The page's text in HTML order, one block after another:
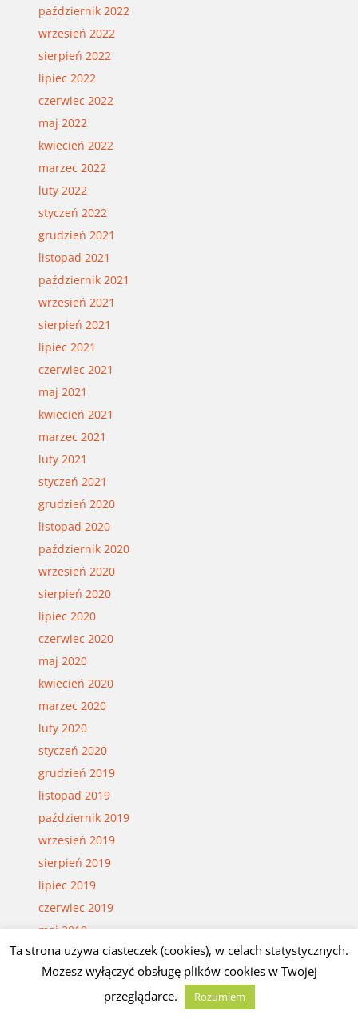
październik 2022
wrzesień 2022
sierpień 2022
lipiec 2022
czerwiec 2022
maj 2022
kwiecień 2022
marzec 2022
luty 2022
styczeń 2022
grudzień 2021
listopad 2021
październik 2021
wrzesień 2021
sierpień 2021
lipiec 2021
czerwiec 2021
maj 2021
kwiecień 2021
marzec 2021
luty 2021
styczeń 2021
grudzień 2020
listopad 2020
październik 2020
wrzesień 2020
sierpień 2020
lipiec 2020
czerwiec 2020
maj 2020
kwiecień 2020
marzec 2020
luty 2020
styczeń 2020
grudzień 2019
listopad 2019
październik 2019
wrzesień 2019
sierpień 2019
lipiec 2019
czerwiec 2019
maj 2019
kwiecień 2019
marzec 2019
Ta strona używa ciasteczek (cookies), w celach statystycznych.
Możesz wyłączyć obsługę plików cookies w Twojej
przeglądarce.
Rozumiem